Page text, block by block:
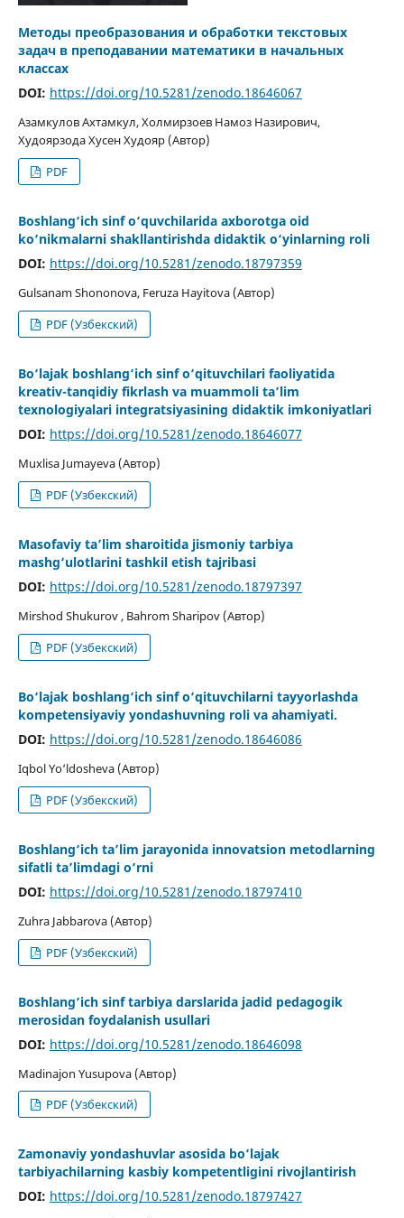
Методы преобразования и обработки текстовых
задач в преподавании математики в начальных
классах
DOI: https://doi.org/10.5281/zenodo.18646067
Aзамкулов Ахтамкул, Холмирзоев Намоз Назирович,
Худоярзода Хусен Худояр (Автор)
PDF
Boshlang‘ich sinf o‘quvchilarida axborotga oid
ko‘nikmalarni shakllantirishda didaktik o‘yinlarning roli
DOI: https://doi.org/10.5281/zenodo.18797359
Gulsanam Shononova, Feruza Hayitova (Автор)
PDF (Узбекский)
Bo‘lajak boshlang‘ich sinf o‘qituvchilari faoliyatida
kreativ-tanqidiy fikrlash va muammoli ta’lim
texnologiyalari integratsiyasining didaktik imkoniyatlari
DOI: https://doi.org/10.5281/zenodo.18646077
Muxlisa Jumayeva (Автор)
PDF (Узбекский)
Masofaviy ta’lim sharoitida jismoniy tarbiya
mashg‘ulotlarini tashkil etish tajribasi
DOI: https://doi.org/10.5281/zenodo.18797397
Mirshod Shukurov , Bahrom Sharipov (Автор)
PDF (Узбекский)
Bo‘lajak boshlang‘ich sinf o‘qituvchilarni tayyorlashda
kompetensiyaviy yondashuvning roli va ahamiyati.
DOI: https://doi.org/10.5281/zenodo.18646086
Iqbol Yo‘ldosheva (Автор)
PDF (Узбекский)
Boshlang‘ich ta’lim jarayonida innovatsion metodlarning
sifatli ta’limdagi o‘rni
DOI: https://doi.org/10.5281/zenodo.18797410
Zuhra Jabbarova (Автор)
PDF (Узбекский)
Boshlang‘ich sinf tarbiya darslarida jadid pedagogik
merosidan foydalanish usullari
DOI: https://doi.org/10.5281/zenodo.18646098
Madinajon Yusupova (Автор)
PDF (Узбекский)
Zamonaviy yondashuvlar asosida bo‘lajak
tarbiyachilarning kasbiy kompetentligini rivojlantirish
DOI: https://doi.org/10.5281/zenodo.18797427